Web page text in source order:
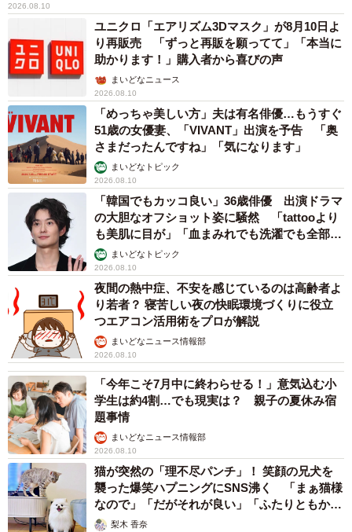
2026.08.10
ユニクロ「エアリズム3Dマスク」が8月10日よ
り再販売 「ずっと再販を願ってて」「本当に
助かります！」購入者から喜びの声
まいどなニュース
2026.08.10
「めっちゃ美しい方」夫は有名俳優…もうすぐ
51歳の女優妻、「VIVANT」出演を予告 「奥
さまだったんですね」「気になります」
まいどなトピック
2026.08.10
「韓国でもカッコ良い」36歳俳優 出演ドラマ
の大胆なオフショット姿に騒然 「tattooより
も美肌に目が」「血まみれでも洗濯でも全部か
っこいい」
まいどなトピック
2026.08.10
夜間の熱中症、不安を感じているのは高齢者よ
り若者？ 寝苦しい夜の快眠環境づくりに役立
つエアコン活用術をプロが解説
まいどなニュース情報部
2026.08.10
「今年こそ7月中に終わらせる！」意気込む小
学生は約4割…でも現実は？ 親子の夏休み宿
題事情
まいどなニュース情報部
2026.08.10
猫が突然の「理不尽パンチ」！ 笑顔の兄犬を
襲った爆笑ハプニングにSNS沸く 「まぁ猫様
なので」「だがそれが良い」「ふたりともかわ
いいね」
梨木 香奈